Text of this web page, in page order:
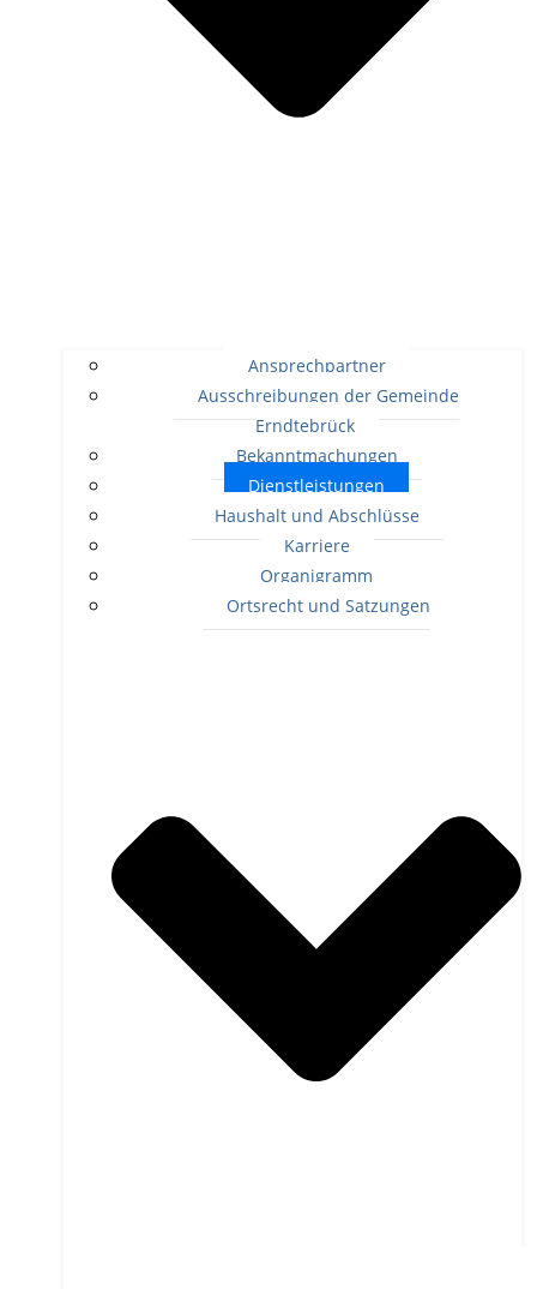
Ansprechpartner
Ausschreibungen der Gemeinde
Erndtebrück
Bekanntmachungen
Dienstleistungen
Haushalt und Abschlüsse
Karriere
Organigramm
Ortsrecht und Satzungen